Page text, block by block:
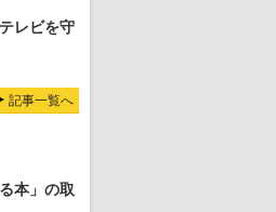
レビを守
記事一覧へ
本」の取